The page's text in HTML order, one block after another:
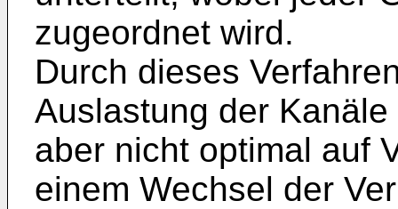
zugeordnet wird.
Durch dieses
Auslastung der
aber nicht optimal auf
einem Wechsel der